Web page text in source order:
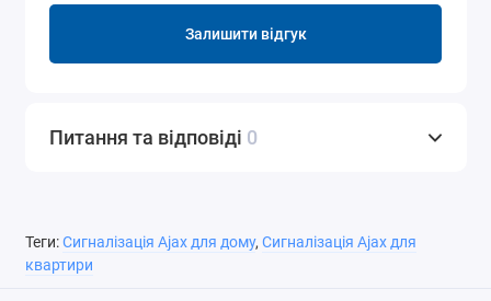
Залишити відгук
Питання та відповіді 0
Теги:Сигналізація Ajax для дому, Сигналізація Ajax для
квартири